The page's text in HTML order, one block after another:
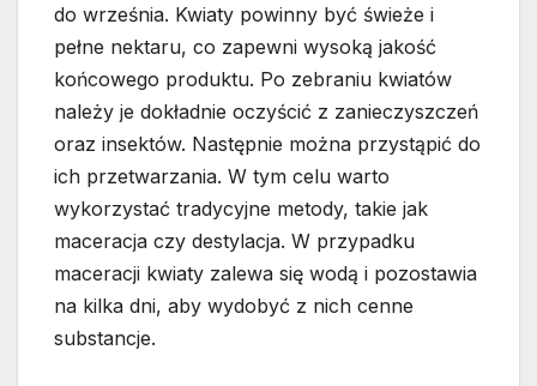
do września. Kwiaty powinny być świeże i
pełne nektaru, co zapewni wysoką jakość
końcowego produktu. Po zebraniu kwiatów
należy je dokładnie oczyścić z zanieczyszczeń
oraz insektów. Następnie można przystąpić do
ich przetwarzania. W tym celu warto
wykorzystać tradycyjne metody, takie jak
maceracja czy destylacja. W przypadku
maceracji kwiaty zalewa się wodą i pozostawia
na kilka dni, aby wydobyć z nich cenne
substancje.